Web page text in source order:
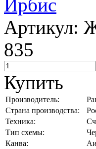
Артикул:
835
Купить
Производитель:
Страна производства:
Техника:
Тип схемы:
Канва: